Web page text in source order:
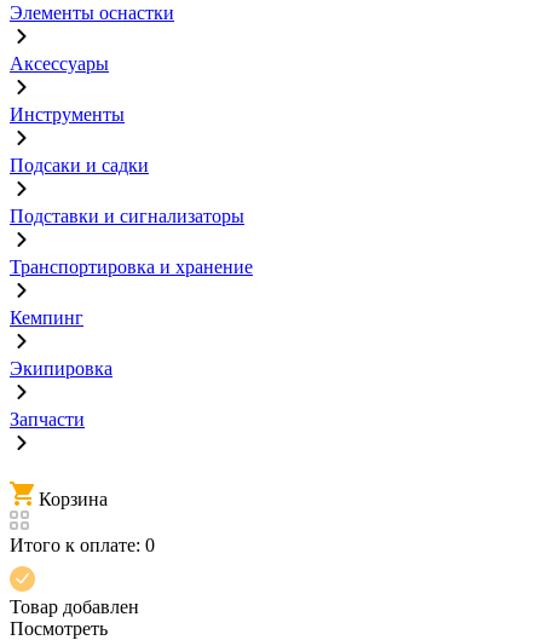
Элементы оснастки
Аксессуары
Инструменты
Подсаки и садки
Подставки и сигнализаторы
Транспортировка и хранение
Кемпинг
Экипировка
Запчасти
Корзина
Итого к оплате: 0
Товар добавлен
Посмотреть